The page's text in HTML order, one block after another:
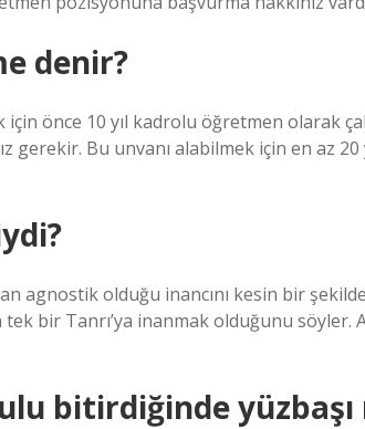
denir?
önce 10 yıl kadrolu öğretmen olarak
gerekir. Bu unvanı alabilmek için en az
agnostik olduğu inancını kesin bir
bir Tanrı’ya inanmak olduğunu söyler.
bitirdiğinde yüzbaşı